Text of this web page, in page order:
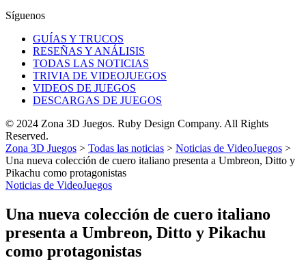
Síguenos
GUÍAS Y TRUCOS
RESEÑAS Y ANÁLISIS
TODAS LAS NOTICIAS
TRIVIA DE VIDEOJUEGOS
VIDEOS DE JUEGOS
DESCARGAS DE JUEGOS
© 2024 Zona 3D Juegos. Ruby Design Company. All Rights
Reserved.
Zona 3D Juegos > Todas las noticias > Noticias de VideoJuegos >
Una nueva colección de cuero italiano presenta a Umbreon, Ditto y
Pikachu como protagonistas
Noticias de VideoJuegos
Una nueva colección de cuero italiano
presenta a Umbreon, Ditto y Pikachu
como protagonistas